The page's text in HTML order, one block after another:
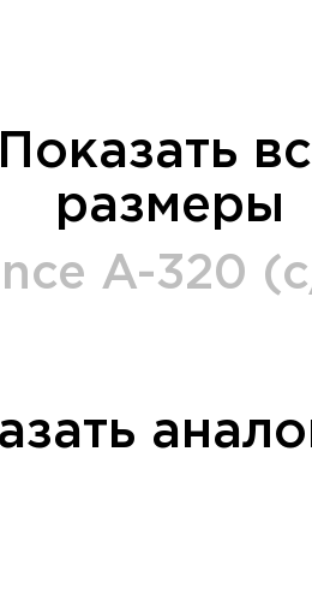
Показать
размеры
A-320